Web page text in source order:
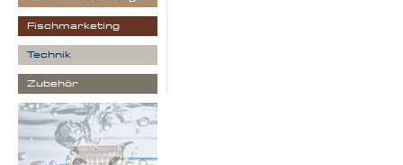
Fischmarketing
Technik
Zubehör